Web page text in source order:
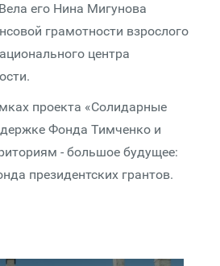
его Нина Мигунова
грамотности взрослого
центра
проекта «Солидарные
Фонда Тимченко и
- большое будущее:
президентских грантов.